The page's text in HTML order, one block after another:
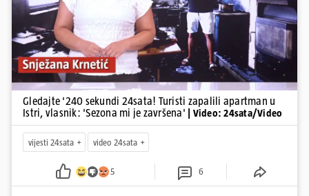
Gledajte '240 sekundi 24sata! Turisti zapalili apartman u
Istri, vlasnik: 'Sezona mi je završena'
| Video: 24sata/Video
vijesti 24sata video 24sata
5 6